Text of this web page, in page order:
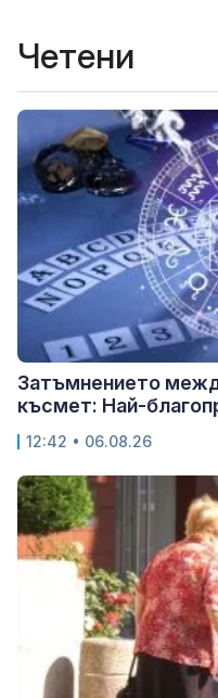
Четени
Затъмнението
късмет: Най-
12:42 • 06.08.26